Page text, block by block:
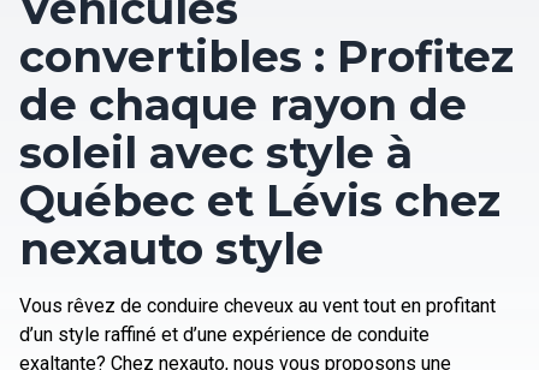
convertibles : Profitez
de chaque rayon de
soleil avec style à
Québec et Lévis chez
nexauto style
Vous rêvez de conduire cheveux au vent tout en profitant
d’un style raffiné et d’une expérience de conduite
exaltante? Chez nexauto, nous vous proposons une